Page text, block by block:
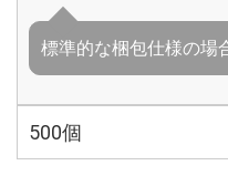
標準的な梱包仕様の場
500個